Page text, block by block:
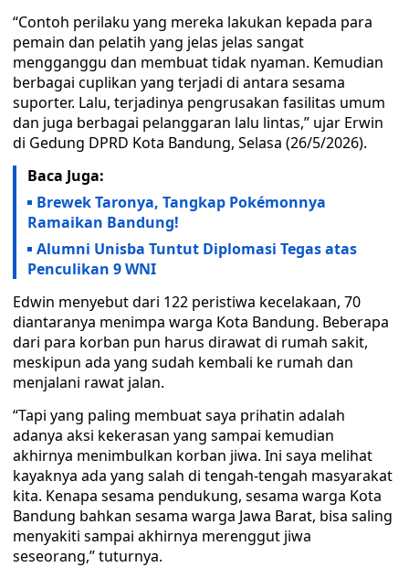
“Contoh perilaku yang mereka lakukan kepada para
pemain dan pelatih yang jelas jelas sangat
mengganggu dan membuat tidak nyaman. Kemudian
berbagai cuplikan yang terjadi di antara sesama
suporter. Lalu, terjadinya pengrusakan fasilitas umum
dan juga berbagai pelanggaran lalu lintas,” ujar Erwin
di Gedung DPRD Kota Bandung, Selasa (26/5/2026).
Baca Juga:
Brewek Taronya, Tangkap Pokémonnya
Ramaikan Bandung!
Alumni Unisba Tuntut Diplomasi Tegas atas
Penculikan 9 WNI
Edwin menyebut dari 122 peristiwa kecelakaan, 70
diantaranya menimpa warga Kota Bandung. Beberapa
dari para korban pun harus dirawat di rumah sakit,
meskipun ada yang sudah kembali ke rumah dan
menjalani rawat jalan.
“Tapi yang paling membuat saya prihatin adalah
adanya aksi kekerasan yang sampai kemudian
akhirnya menimbulkan korban jiwa. Ini saya melihat
kayaknya ada yang salah di tengah-tengah masyarakat
kita. Kenapa sesama pendukung, sesama warga Kota
Bandung bahkan sesama warga Jawa Barat, bisa saling
menyakiti sampai akhirnya merenggut jiwa
seseorang,” tuturnya.